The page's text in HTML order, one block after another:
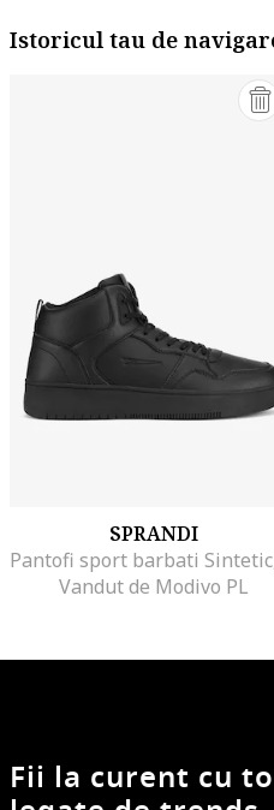
Istoricul tau de
SPRANDI
Vandut de Modivo PL
Fii la curent cu